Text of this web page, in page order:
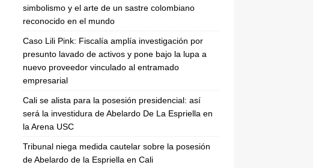
simbolismo y el arte de un sastre colombiano
reconocido en el mundo
Caso Lili Pink: Fiscalía amplía investigación por
presunto lavado de activos y pone bajo la lupa a
nuevo proveedor vinculado al entramado
empresarial
Cali se alista para la posesión presidencial: así
será la investidura de Abelardo De La Espriella en
la Arena USC
Tribunal niega medida cautelar sobre la posesión
de Abelardo de la Espriella en Cali